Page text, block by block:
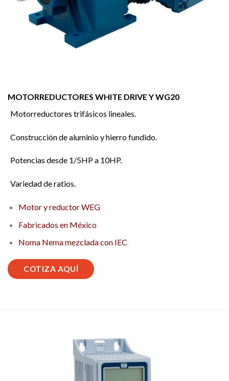
MOTORREDUCTORES WHITE DRIVE Y WG20
Motorreductores trifásicos lineales.
Construcción de aluminio y hierro fundido.
Potencias desde 1/5HP a 10HP.
Variedad de ratios.
Motor y reductor WEG
Fabricados en México
Noma Nema mezclada con IEC
COTIZA AQUÍ